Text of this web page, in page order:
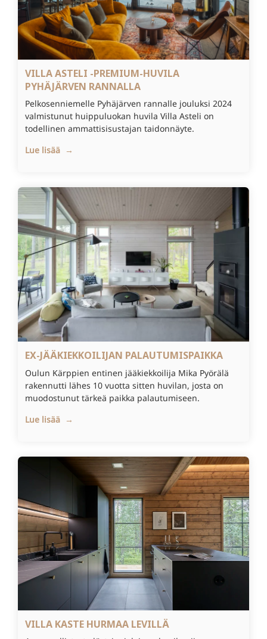
VILLA ASTELI -PREMIUM-HUVILA
PYHÄJÄRVEN RANNALLA
Pelkosenniemelle Pyhäjärven rannalle jouluksi 2024
valmistunut huippuluokan huvila Villa Asteli on
todellinen ammattisisustajan taidonnäyte.
Lue lisää →
EX-JÄÄKIEKKOILIJAN PALAUTUMISPAIKKA
Oulun Kärppien entinen jääkiekkoilija Mika Pyörälä
rakennutti lähes 10 vuotta sitten huvilan, josta on
muodostunut tärkeä paikka palautumiseen.
Lue lisää →
VILLA KASTE HURMAA LEVILLÄ